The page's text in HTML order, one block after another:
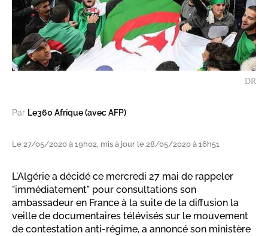
DR
Par Le360 Afrique (avec AFP)
Le 27/05/2020 à 19h02, mis à jour le 28/05/2020 à 16h51
L'Algérie a décidé ce mercredi 27 mai de rappeler
"immédiatement" pour consultations son
ambassadeur en France à la suite de la diffusion la
veille de documentaires télévisés sur le mouvement
de contestation anti-régime, a annoncé son ministère